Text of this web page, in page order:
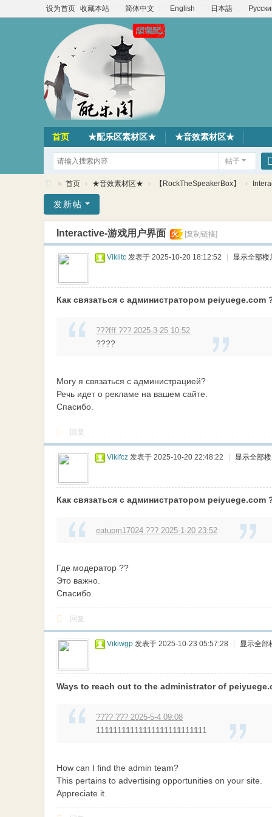
设为首页 收藏本站 简体中文 English 日本語
首页 ★配乐区素材区★ ★音效素材区★
帖子
乐
» 首页 › ★音效素材区★ › 【RockTheSpeakerBox】 ›
发新帖
Interactive-游戏用户界面 火 [复制链接]
Vikiitc 发表于 2025-10-20 18:12:52 显示全部楼
Как связаться с администратором peiyuege.com
???fff ??? 2025-3-25 10:52
????
Могу я связаться с администрацией?
Речь идет о рекламе на вашем сайте.
Спасибо.
回复
Vikifcz 发表于 2025-10-20 22:48:22 显示全部
Как связаться с администратором peiyuege.com
eatupm17024 ??? 2025-1-20 23:52
Где модератор ??
Это важно.
Спасибо.
回复
Vikiwgp 发表于 2025-10-23 05:57:28 显示全部
Ways to reach out to the administrator of
???? ??? 2025-5-4 09:08
11111111111111111111111111
How can I find the admin team?
This pertains to advertising opportunities on your site.
Appreciate it.